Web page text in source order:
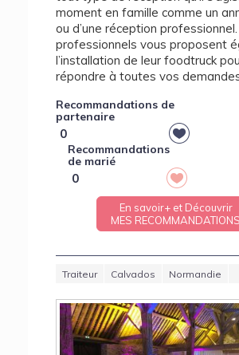
moment en famille comme un
ou d’une réception
professionnels vous proposent
l’installation de leur foodtruck
répondre à toutes vos
Recommandations de
partenaire
0
Recommandations
de marié
0
En savoir+ et Découvrir
MES RECOMMANDATIONS
Traiteur Calvados Normandie